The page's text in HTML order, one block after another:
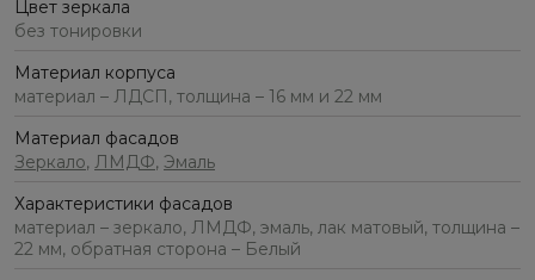
Цвет зеркала
без тонировки
Материал корпуса
материал – ЛДСП, толщина – 16 мм и 22 мм
Материал фасадов
Зеркало, ЛМДФ, Эмаль
Характеристики фасадов
материал – зеркало, ЛМДФ, эмаль, лак матовый, толщина –
22 мм, обратная сторона – Белый